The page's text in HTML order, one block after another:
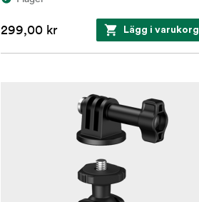
299,00 kr Lägg i varukorg